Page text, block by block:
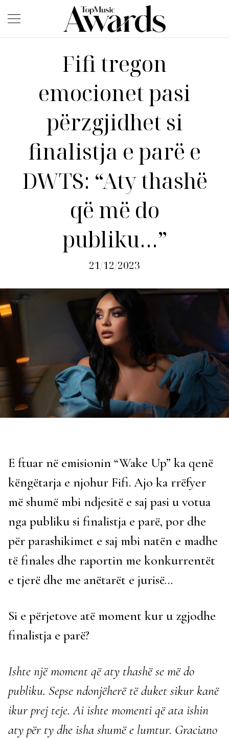
Fifi tregon
emocionet pasi
përzgjidhet si
finalistja e parë e
DWTS: “Aty thashë
që më do
publiku…”
21/12/2023
E ftuar në emisionin “Wake Up” ka qenë
këngëtarja e njohur Fifi. Ajo ka rrëfyer
më shumë mbi ndjesitë e saj pasi u votua
nga publiku si finalistja e parë, por dhe
për parashikimet e saj mbi natën e madhe
të finales dhe raportin me konkurrentët
e tjerë dhe me anëtarët e jurisë…
Si e përjetove atë moment kur u zgjodhe
finalistja e parë?
Ishte një moment që aty thashë se më do
publiku. Sepse ndonjëherë të duket sikur kanë
ikur prej teje. Ai ishte momenti që ata ishin
aty për ty dhe isha shumë e lumtur. Graciano